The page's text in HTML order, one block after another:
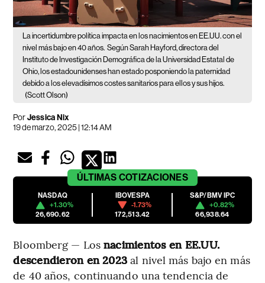
La incertidumbre política impacta en los nacimientos en EE.UU. con el
nivel más bajo en 40 años. Según Sarah Hayford, directora del
Instituto de Investigación Demográfica de la Universidad Estatal de
Ohio, los estadounidenses han estado posponiendo la paternidad
debido a los elevadísimos costes sanitarios para ellos y sus hijos.
(Scott Olson)
PorJessica Nix
19 de marzo, 2025 | 12:14 AM
ÚLTIMAS COTIZACIONES
NASDAQ
+1.30%
26,690.62
IBOVESPA
-1.73%
172,513.42
S&P/BMV IPC
+0.82%
66,938.64
Bloomberg — Los nacimientos en EE.UU.
descendieron en 2023 al nivel más bajo en más
de 40 años, continuando una tendencia de